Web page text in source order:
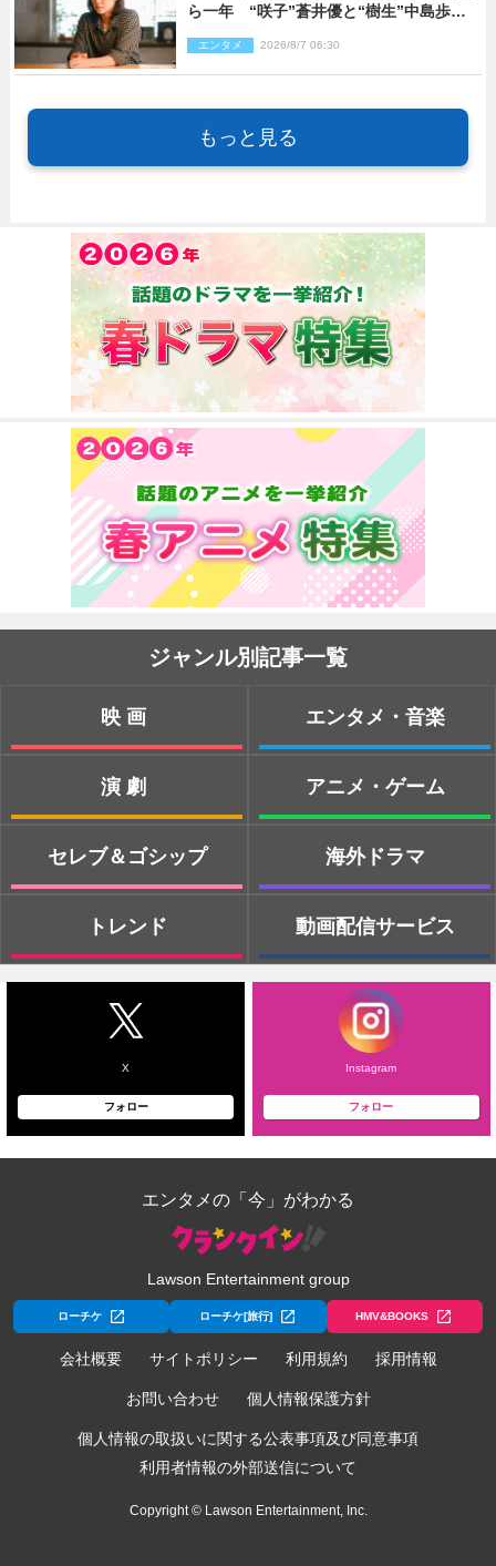
ら一年 “咲子”蒼井優と“樹生”中島歩は
エンタメ 2026/8/7 06:30
もっと見る
ジャンル別記事一覧
映画
演劇
セレブ＆ゴシップ
トレンド
エンタメ・音楽
アニメ・ゲーム
海外ドラマ
動画配信サービス
X
フォロー
Instagram
フォロー
エンタメの「今」がわかる
Lawson Entertainment group
ローチケ ローチケ[旅行] HMV&BOOKS
会社概要 サイトポリシー 利用規約 採用情報
お問い合わせ 個人情報保護方針
個人情報の取扱いに関する公表事項及び同意事項
利用者情報の外部送信について
Copyright © Lawson Entertainment, Inc.